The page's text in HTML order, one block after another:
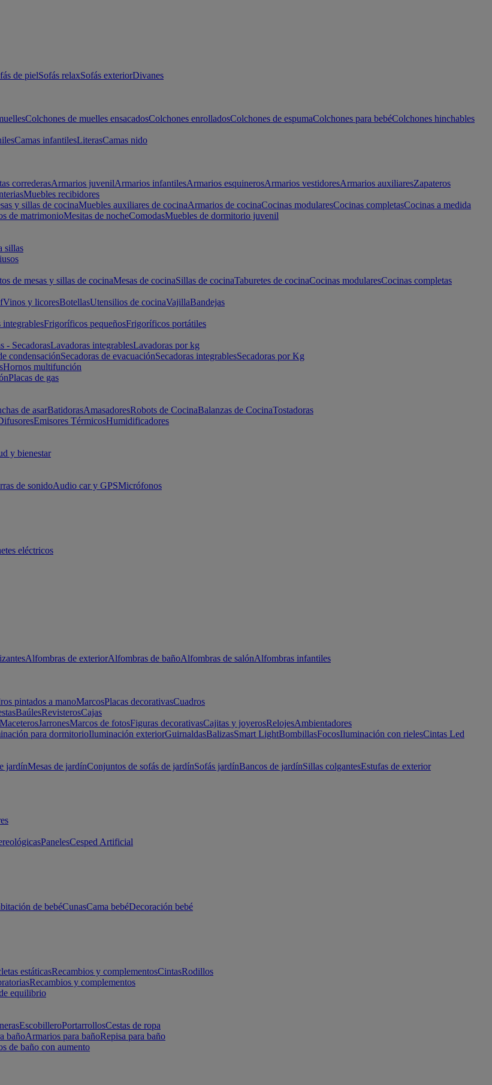
de pielSofás relaxSofás exteriorDivanes
Colchones de muelles ensacadosColchones enrolladosColchones de espumaColchones para bebéColchones hinchables
Camas infantilesLiterasCamas nido
correderasArmarios juvenilArmarios infantilesArmarios esquinerosArmarios vestidoresArmarios auxiliaresZapateros
Muebles recibidores
y sillas de cocinaMuebles auxiliares de cocinaArmarios de cocinaCocinas modularesCocinas completasCocinas a medida
de matrimonioMesitas de nocheComodasMuebles de dormitorio juvenil
sillas
de mesas y sillas de cocinaMesas de cocinaSillas de cocinaTaburetes de cocinaCocinas modularesCocinas completas
Vinos y licoresBotellasUtensilios de cocinaVajillaBandejas
Frigoríficos pequeñosFrigoríficos portátiles
- SecadorasLavadoras integrablesLavadoras por kg
condensaciónSecadoras de evacuaciónSecadoras integrablesSecadoras por Kg
Hornos multifunción
Placas de gas
de asarBatidorasAmasadoresRobots de CocinaBalanzas de CocinaTostadoras
Emisores TérmicosHumidificadores
y bienestar
de sonidoAudio car y GPSMicrófonos
eléctricos
Alfombras de exteriorAlfombras de bañoAlfombras de salónAlfombras infantiles
pintados a manoMarcosPlacas decorativasCuadros
BaúlesRevisterosCajas
MaceterosJarronesMarcos de fotosFiguras decorativasCajitas y joyerosRelojesAmbientadores
para dormitorioIluminación exteriorGuirnaldasBalizasSmart LightBombillasFocosIluminación con rielesCintas Led
jardínMesas de jardínConjuntos de sofás de jardínSofás jardínBancos de jardínSillas colgantesEstufas de exterior
PanelesCesped Artificial
de bebéCunasCama bebéDecoración bebé
estáticasRecambios y complementosCintasRodillos
Recambios y complementos
equilibrio
EscobilleroPortarrollosCestas de ropa
bañoArmarios para bañoRepisa para baño
de baño con aumento